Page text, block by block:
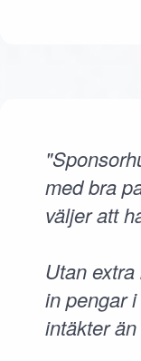
med bra
väljer att
Utan
in pengar
intäkter